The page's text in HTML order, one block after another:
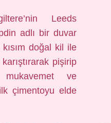
Leeds
adlı bir duvar
kısım doğal kil ile
karıştırarak pişirip
ve
çimentoyu elde